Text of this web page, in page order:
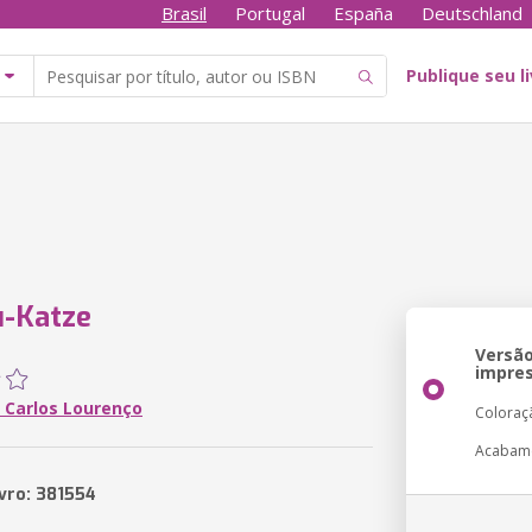
Brasil Portugal España Deutschland
Publique seu
Katze
Carlos Lourenço
381554